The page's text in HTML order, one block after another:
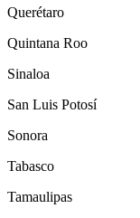
Querétaro
Quintana Roo
Sinaloa
San Luis Potosí
Sonora
Tabasco
Tamaulipas